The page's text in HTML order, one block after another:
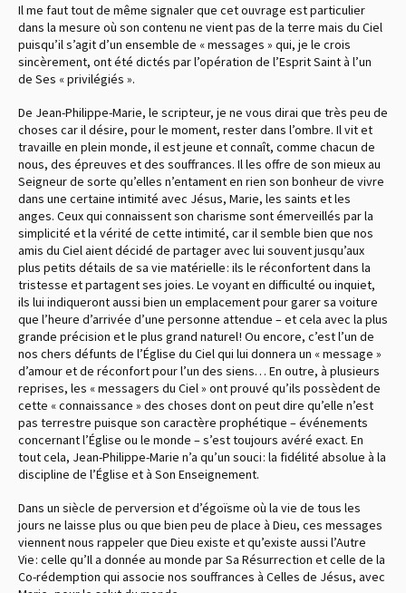
Il me faut tout de même signaler que cet ouvrage est particulier
dans la mesure où son contenu ne vient pas de la terre mais du Ciel
puisqu’il s’agit d’un ensemble de « messages » qui, je le crois
sincèrement, ont été dictés par l’opération de l’Esprit Saint à l’un
de Ses « privilégiés ».
De Jean-Philippe-Marie, le scripteur, je ne vous dirai que très peu de
choses car il désire, pour le moment, rester dans l’ombre. Il vit et
travaille en plein monde, il est jeune et connaît, comme chacun de
nous, des épreuves et des souffrances. Il les offre de son mieux au
Seigneur de sorte qu’elles n’entament en rien son bonheur de vivre
dans une certaine intimité avec Jésus, Marie, les saints et les
anges. Ceux qui connaissent son charisme sont émerveillés par la
simplicité et la vérité de cette intimité, car il semble bien que nos
amis du Ciel aient décidé de partager avec lui souvent jusqu’aux
plus petits détails de sa vie matérielle : ils le réconfortent dans la
tristesse et partagent ses joies. Le voyant en difficulté ou inquiet,
ils lui indiqueront aussi bien un emplacement pour garer sa voiture
que l’heure d’arrivée d’une personne attendue – et cela avec la plus
grande précision et le plus grand naturel ! Ou encore, c’est l’un de
nos chers défunts de l’Église du Ciel qui lui donnera un « message »
d’amour et de réconfort pour l’un des siens… En outre, à plusieurs
reprises, les « messagers du Ciel » ont prouvé qu’ils possèdent de
cette « connaissance » des choses dont on peut dire qu’elle n’est
pas terrestre puisque son caractère prophétique – événements
concernant l’Église ou le monde – s’est toujours avéré exact. En
tout cela, Jean-Philippe-Marie n’a qu’un souci : la fidélité absolue à la
discipline de l’Église et à Son Enseignement.
Dans un siècle de perversion et d’égoïsme où la vie de tous les
jours ne laisse plus ou que bien peu de place à Dieu, ces messages
viennent nous rappeler que Dieu existe et qu’existe aussi l’Autre
Vie : celle qu’Il a donnée au monde par Sa Résurrection et celle de la
Co-rédemption qui associe nos souffrances à Celles de Jésus, avec